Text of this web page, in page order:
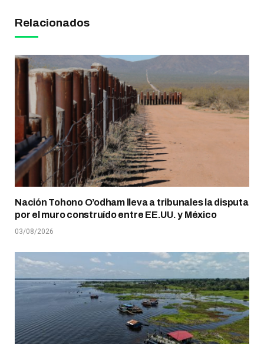
Relacionados
Nación Tohono O’odham lleva a tribunales la disputa
por el muro construído entre EE.UU. y México
03/08/2026